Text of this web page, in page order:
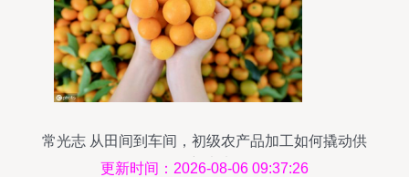
常光志 从田间到车间，初级农产品加工如何撬动供
销新未来
更新时间：2026-08-06 09:37:26